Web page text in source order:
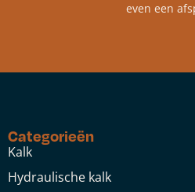
even een
Categorieën
Kalk
Hydraulische kalk